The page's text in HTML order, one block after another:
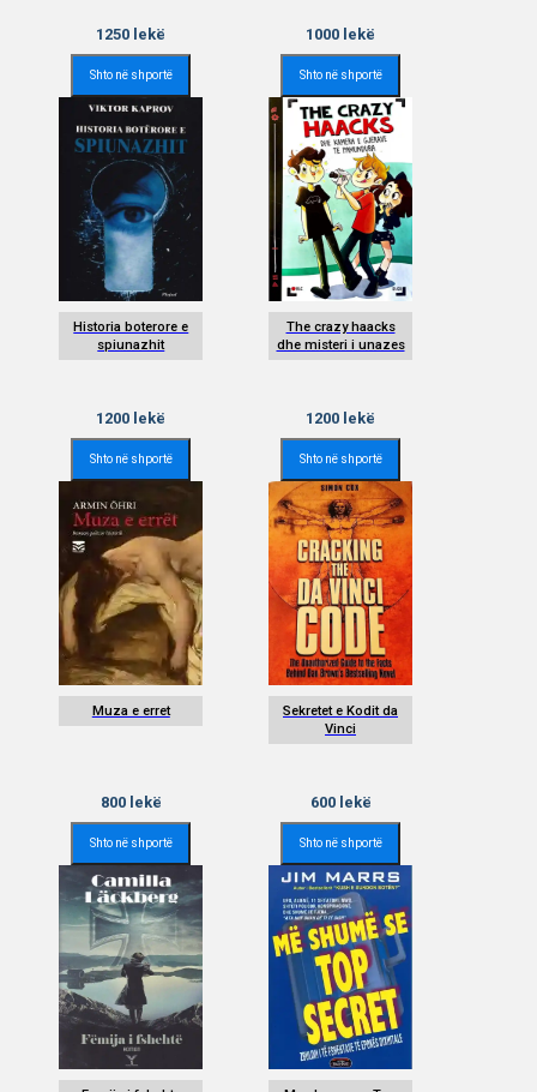
1250 lekë
Shto në shportë
1000 lekë
Shto në shportë
Historia boterore e
spiunazhit
1200 lekë
Shto në shportë
The crazy haacks
dhe misteri i unazes
1200 lekë
Shto në shportë
Muza e erret
800lekë
Shto në shportë
Sekretet e Kodit da
Vinci
600lekë
Shto në shportë